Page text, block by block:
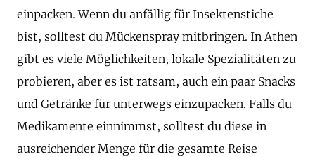
einpacken. Wenn du anfällig für Insektenstiche
bist, solltest du Mückenspray mitbringen. In Athen
gibt es viele Möglichkeiten, lokale Spezialitäten zu
probieren, aber es ist ratsam, auch ein paar Snacks
und Getränke für unterwegs einzupacken. Falls du
Medikamente einnimmst, solltest du diese in
ausreichender Menge für die gesamte Reise